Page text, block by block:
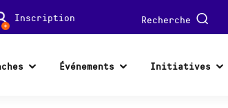
Inscription Recherche
Événements Initiatives